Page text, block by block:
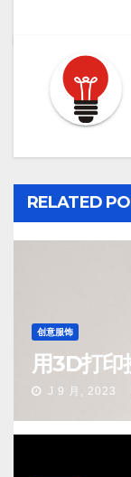
RELATED
创意服饰
用3D打印
J 9 月, 2023